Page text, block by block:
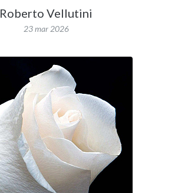
Roberto Vellutini
23 mar 2026